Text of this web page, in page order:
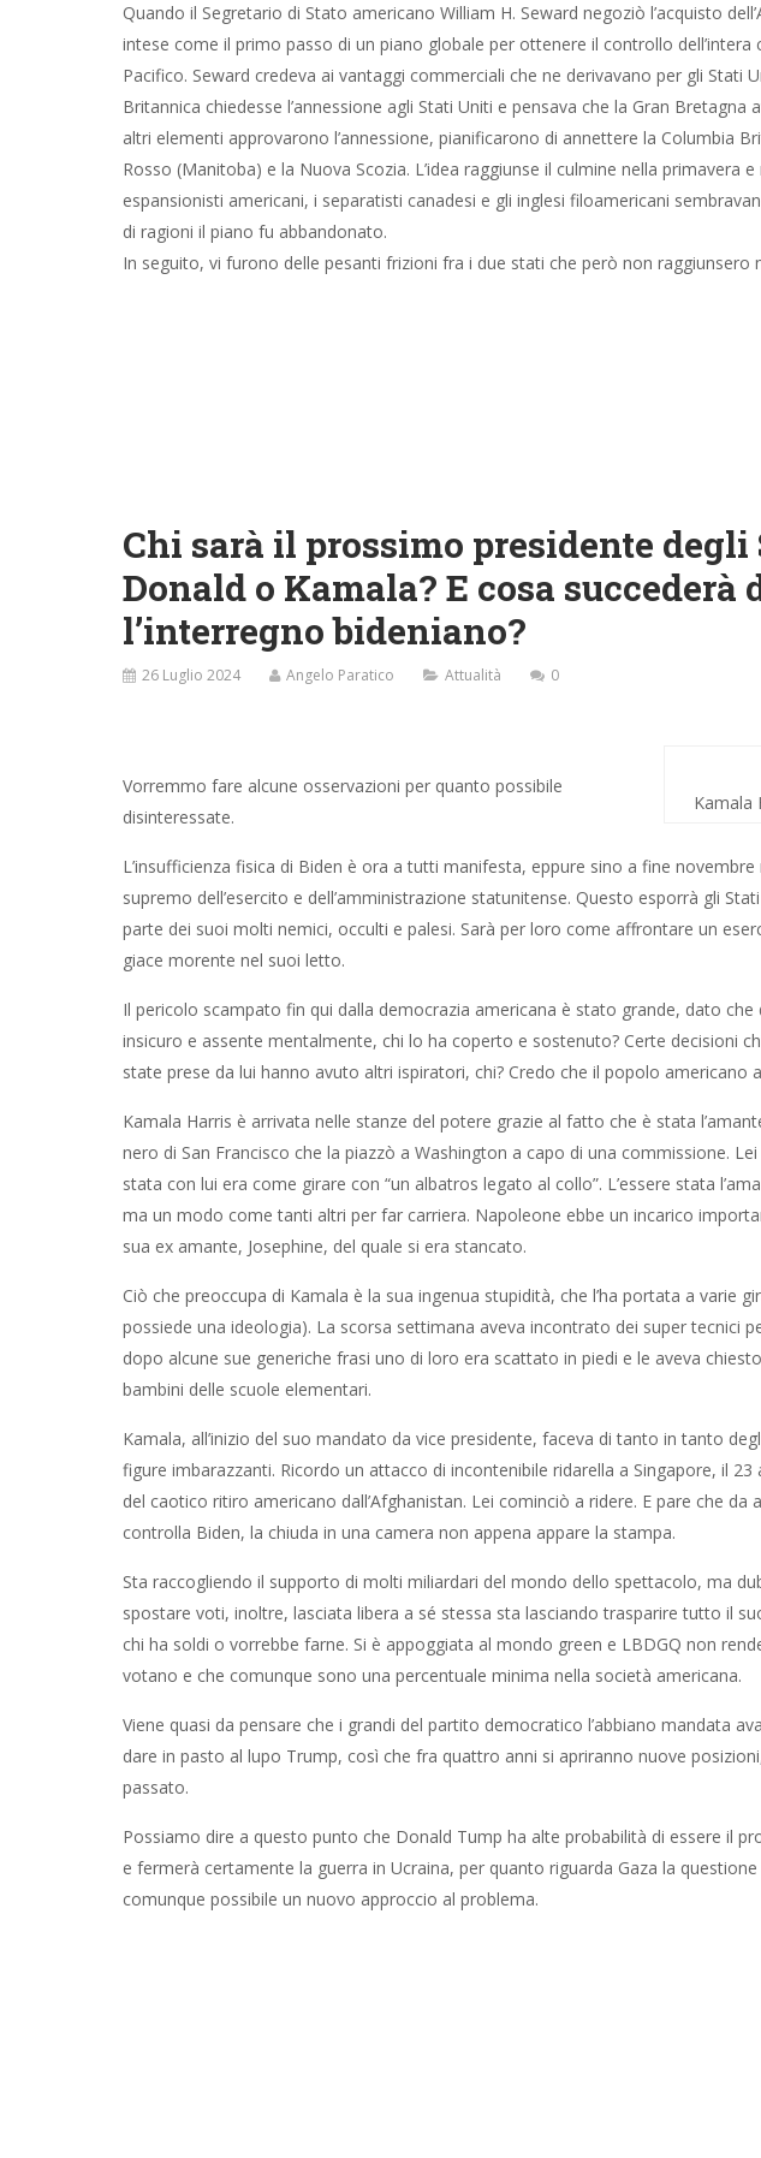
Quando il Segretario di Stato americano William H. Seward negoziò l’acquisto
intese come il primo passo di un piano globale per ottenere il controllo dell’intera
Pacifico. Seward credeva ai vantaggi commerciali che ne derivavano per gli Stati
Britannica chiedesse l’annessione agli Stati Uniti e pensava che la Gran
altri elementi approvarono l’annessione, pianificarono di annettere la Columbia
Rosso (Manitoba) e la Nuova Scozia. L’idea raggiunse il culmine nella primavera
espansionisti americani, i separatisti canadesi e gli inglesi filoamericani
di ragioni il piano fu abbandonato.
In seguito, vi furono delle pesanti frizioni fra i due stati che però non raggiunsero
Chi sarà il prossimo presidente
Donald o Kamala? E cosa succederà
l’interregno bideniano?
26 Luglio 2024 Angelo Paratico Attualità 0
Kamala
Vorremmo fare alcune osservazioni per quanto possibile
disinteressate.
L’insufficienza fisica di Biden è ora a tutti manifesta, eppure sino a fine
supremo dell’esercito e dell’amministrazione statunitense. Questo esporrà gli
parte dei suoi molti nemici, occulti e palesi. Sarà per loro come affrontare un
giace morente nel suoi letto.
Il pericolo scampato fin qui dalla democrazia americana è stato grande, dato
insicuro e assente mentalmente, chi lo ha coperto e sostenuto? Certe decisioni
state prese da lui hanno avuto altri ispiratori, chi? Credo che il popolo americano
Kamala Harris è arrivata nelle stanze del potere grazie al fatto che è stata
nero di San Francisco che la piazzò a Washington a capo di una commissione.
stata con lui era come girare con “un albatros legato al collo”. L’essere stata
ma un modo come tanti altri per far carriera. Napoleone ebbe un incarico
sua ex amante, Josephine, del quale si era stancato.
Ciò che preoccupa di Kamala è la sua ingenua stupidità, che l’ha portata a varie
possiede una ideologia). La scorsa settimana aveva incontrato dei super tecnici
dopo alcune sue generiche frasi uno di loro era scattato in piedi e le aveva
bambini delle scuole elementari.
Kamala, all’inizio del suo mandato da vice presidente, faceva di tanto in tanto
figure imbarazzanti. Ricordo un attacco di incontenibile ridarella a Singapore, il
del caotico ritiro americano dall’Afghanistan. Lei cominciò a ridere. E pare che da
controlla Biden, la chiuda in una camera non appena appare la stampa.
Sta raccogliendo il supporto di molti miliardari del mondo dello spettacolo, ma
spostare voti, inoltre, lasciata libera a sé stessa sta lasciando trasparire tutto il
chi ha soldi o vorrebbe farne. Si è appoggiata al mondo green e LBDGQ non
votano e che comunque sono una percentuale minima nella società americana.
Viene quasi da pensare che i grandi del partito democratico l’abbiano mandata
dare in pasto al lupo Trump, così che fra quattro anni si apriranno nuove
passato.
Possiamo dire a questo punto che Donald Tump ha alte probabilità di essere il
e fermerà certamente la guerra in Ucraina, per quanto riguarda Gaza la
comunque possibile un nuovo approccio al problema.